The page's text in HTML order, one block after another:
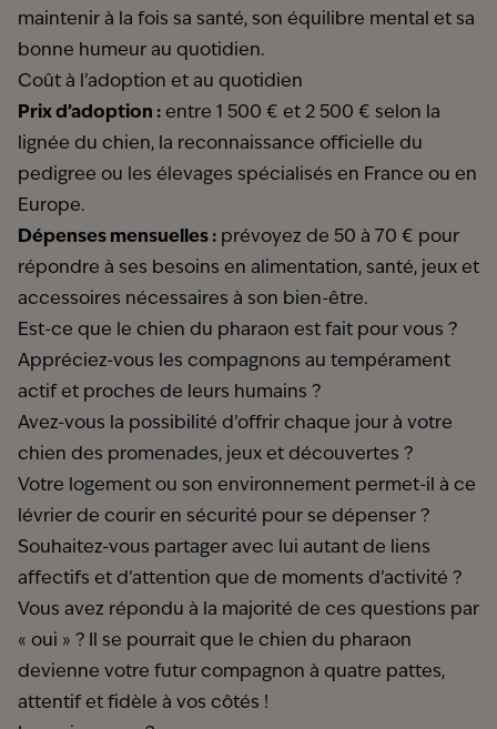
maintenir à la fois sa santé, son équilibre mental et sa
bonne humeur au quotidien.
Coût à l’adoption et au quotidien
Prix d’adoption : entre 1 500 € et 2 500 € selon la
lignée du chien, la reconnaissance officielle du
pedigree ou les élevages spécialisés en France ou en
Europe.
Dépenses mensuelles : prévoyez de 50 à 70 € pour
répondre à ses besoins en alimentation, santé, jeux et
accessoires nécessaires à son bien-être.
Est-ce que le chien du pharaon est fait pour vous ?
Appréciez-vous les compagnons au tempérament
actif et proches de leurs humains ?
Avez-vous la possibilité d’offrir chaque jour à votre
chien des promenades, jeux et découvertes ?
Votre logement ou son environnement permet-il à ce
lévrier de courir en sécurité pour se dépenser ?
Souhaitez-vous partager avec lui autant de liens
affectifs et d’attention que de moments d’activité ?
Vous avez répondu à la majorité de ces questions par
« oui » ? Il se pourrait que le chien du pharaon
devienne votre futur compagnon à quatre pattes,
attentif et fidèle à vos côtés !